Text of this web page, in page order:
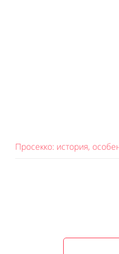
Просекко: история,